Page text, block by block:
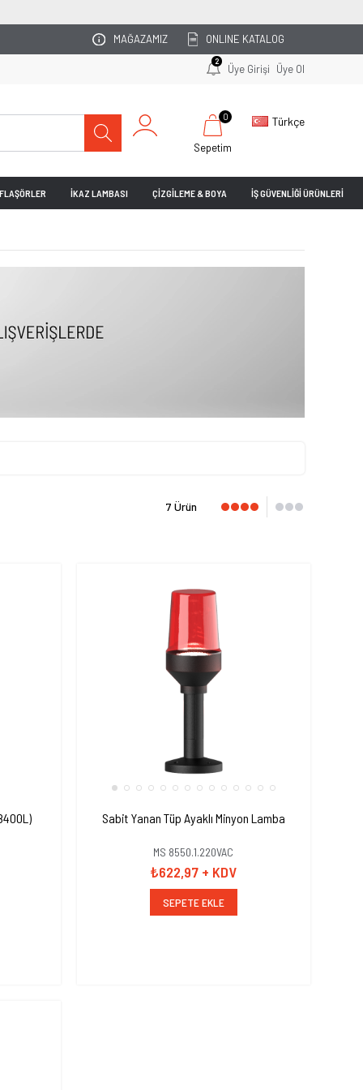
MAĞAZAMIZ ONLINE KATALOG
2
Üye Girişi Üye Ol
Türkçe
Sepetim
0
İKAZ LAMBASI ÇİZGİLEME & BOYA İŞ GÜVENLİĞİ ÜRÜNLERİ
7 Ürün
Sabit Yanan Tüp Ayaklı Minyon Lamba
MS 8550.1.220VAC
₺622,97 + KDV
SEPETE EKLE